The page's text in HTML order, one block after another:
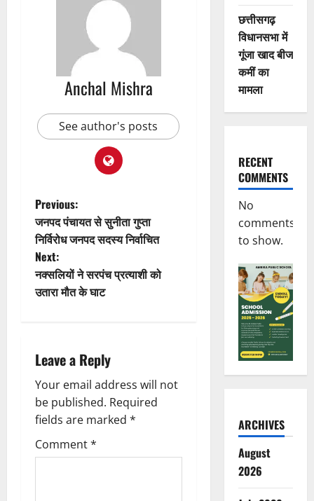
Anchal Mishra
See author's posts
P
o
s
t
a
v
i
g
Previous:
जनपद पंचायत से सुनीता गुप्ता
निर्विरोध जनपद सदस्य निर्वाचित
Next:
नक्सलियों ने सरपंच प्रत्याशी को
उतारा मौत के घाट
Leave a Reply
Your email address will not
be published. Required
fields are marked *
Comment*
छत्तीसगढ़
विधानसभा में
गूंजा खाद बीज
कमीं का
मामला
RECENT
COMMENTS
No
comments
to show.
ARCHIVES
August
2026